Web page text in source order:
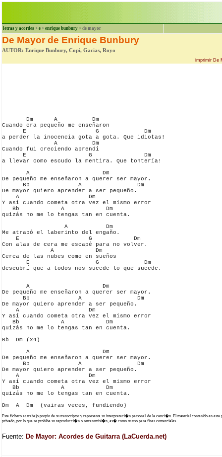
letras y acordes > e > enrique bunbury > de mayor
De Mayor de Enrique Bunbury
AUTOR: Enrique Bunbury, Copi, Gacias, Royo
imprimir De
       Dm      A          Dm
Cuando era pequeño me enseñaron
      E                    G             Dm
a perder la inocencia gota a gota. Que idiotas!
               A          Dm
Cuando fui creciendo aprendí
      E                  G               Dm
a llevar como escudo la mentira. Que tontería!
       A                     Dm
De pequeño me enseñaron a querer ser mayor.
      Bb              A                Dm
De mayor quiero aprender a ser pequeño.
    A                    Dm
Y así cuando cometa otra vez el mismo error
   Bb            A            Dm
quizás no me lo tengas tan en cuenta.
                  A           Dm
Me atrapó el laberinto del engaño.
    E                    G            Dm
Con alas de cera me escapé para no volver.
              A            Dm
Cerca de las nubes como en sueños
       E                   G             Dm
descubrí que a todos nos sucede lo que sucede.
       A                     Dm
De pequeño me enseñaron a querer ser mayor.
      Bb              A                Dm
De mayor quiero aprender a ser pequeño.
    A                    Dm
Y así cuando cometa otra vez el mismo error
   Bb            A            Dm
quizás no me lo tengas tan en cuenta.
Bb  Dm (x4)
       A                     Dm
De pequeño me enseñaron a querer ser mayor.
      Bb              A                Dm
De mayor quiero aprender a ser pequeño.
    A                    Dm
Y así cuando cometa otra vez el mismo error
   Bb            A            Dm
quizás no me lo tengas tan en cuenta.
Este fichero es trabajo propio de su transcriptor y representa su interpretaci�n personal de la canci�n. El material contenido en esta
privado, por lo que se prohibe su reproducci�n o retransmisi�n, as� como su uso para fines comerciales.
Fuente: De Mayor: Acordes de Guitarra (LaCuerda.net)